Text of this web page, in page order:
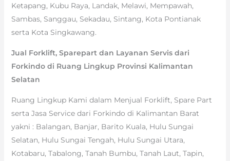
Ketapang, Kubu Raya, Landak, Melawi, Mempawah,
Sambas, Sanggau, Sekadau, Sintang, Kota Pontianak
serta Kota Singkawang.
Jual Forklift, Sparepart dan Layanan Servis dari
Forkindo di Ruang Lingkup Provinsi Kalimantan
Selatan
Ruang Lingkup Kami dalam Menjual Forklift, Spare Part
serta Jasa Service dari Forkindo di Kalimantan Barat
yakni : Balangan, Banjar, Barito Kuala, Hulu Sungai
Selatan, Hulu Sungai Tengah, Hulu Sungai Utara,
Kotabaru, Tabalong, Tanah Bumbu, Tanah Laut, Tapin,